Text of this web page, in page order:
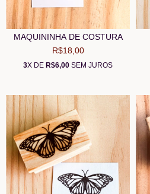
MAQUININHA DE COSTURA
R$18,00
3X DE R$6,00 SEM JUROS